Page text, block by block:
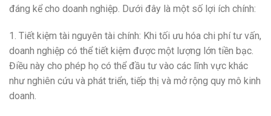
đáng kể cho doanh nghiệp. Dưới đây là một số lợi ích chính:
1. Tiết kiệm tài nguyên tài chính: Khi tối ưu hóa chi phí tư vấn,
doanh nghiệp có thể tiết kiệm được một lượng lớn tiền bạc.
Điều này cho phép họ có thể đầu tư vào các lĩnh vực khác
như nghiên cứu và phát triển, tiếp thị và mở rộng quy mô kinh
doanh.